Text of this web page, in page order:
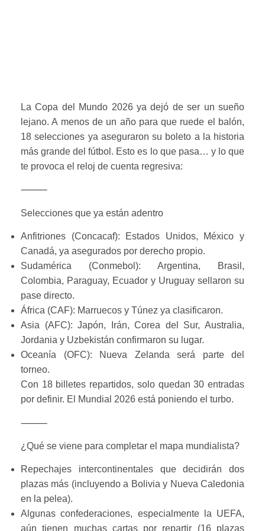
La Copa del Mundo 2026 ya dejó de ser un sueño
lejano. A menos de un año para que ruede el balón,
18 selecciones ya aseguraron su boleto a la historia
más grande del fútbol. Esto es lo que pasa… y lo que
te provoca el reloj de cuenta regresiva:
⸻
Selecciones que ya están adentro
Anfitriones (Concacaf): Estados Unidos, México y
Canadá, ya asegurados por derecho propio.
Sudamérica (Conmebol): Argentina, Brasil,
Colombia, Paraguay, Ecuador y Uruguay sellaron su
pase directo.
África (CAF): Marruecos y Túnez ya clasificaron.
Asia (AFC): Japón, Irán, Corea del Sur, Australia,
Jordania y Uzbekistán confirmaron su lugar.
Oceanía (OFC): Nueva Zelanda será parte del
torneo.
Con 18 billetes repartidos, solo quedan 30 entradas
por definir. El Mundial 2026 está poniendo el turbo.
⸻
¿Qué se viene para completar el mapa mundialista?
Repechajes intercontinentales que decidirán dos
plazas más (incluyendo a Bolivia y Nueva Caledonia
en la pelea).
Algunas confederaciones, especialmente la UEFA,
aún tienen muchas cartas por repartir (16 plazas